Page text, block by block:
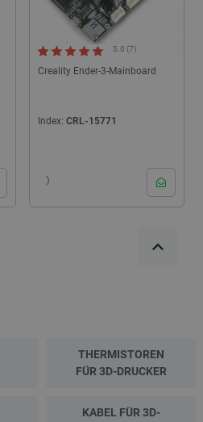
Creality Ender-3-Mainboard
5.0 (7)
Index: CRL-15771
THERMISTOREN
FÜR 3D-DRUCKER
KABEL FÜR 3D-